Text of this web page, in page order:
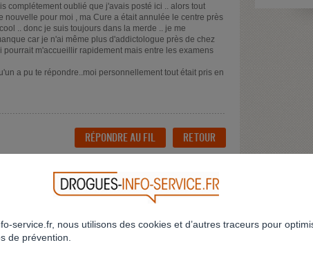
complétement oublié que j'avais posté ici .. alors tout
nouvelle pour moi , ma Cure a était annulée le centre près
.. donc je suis toujours dans la merde .. je me
car je n'ai même plus d'addictologue près de chez
m'accueillir rapidement mais entre les examens
a pu te répondre..moi personnellement tout était pris en
RÉPONDRE AU FIL RETOUR
service.fr, nous utilisons des cookies et d’autres traceurs pour
de prévention.